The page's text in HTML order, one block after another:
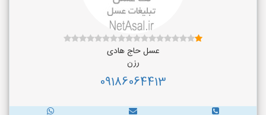
عسل حاج هادی
رزن
09186064413